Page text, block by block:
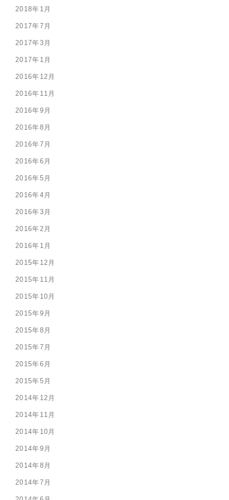
2018年1月
2017年7月
2017年3月
2017年1月
2016年12月
2016年11月
2016年9月
2016年8月
2016年7月
2016年6月
2016年5月
2016年4月
2016年3月
2016年2月
2016年1月
2015年12月
2015年11月
2015年10月
2015年9月
2015年8月
2015年7月
2015年6月
2015年5月
2014年12月
2014年11月
2014年10月
2014年9月
2014年8月
2014年7月